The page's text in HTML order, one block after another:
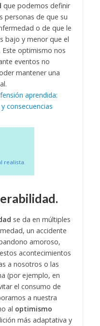
que podemos definir
personas de que su
o de que le
bajo y menor que el
optimismo nos
eventos no
mantener una
aprendida:
consecuencias
realista.
se da en múltiples
un accidente
amoroso,
acontecimientos
a nosotros o las
(por ejemplo, en
el consumo de
a nuestra
al optimismo
más adaptativa y